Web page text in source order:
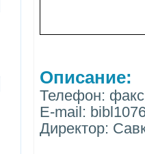
Описание:
Телефон:
E-mail:
Директор: